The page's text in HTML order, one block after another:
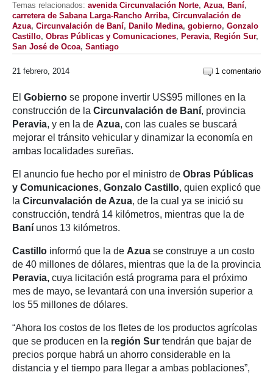
Temas relacionados: avenida Circunvalación Norte, Azua, Baní,
carretera de Sabana Larga-Rancho Arriba, Circunvalación de
Azua, Circunvalación de Baní, Danilo Medina, gobierno, Gonzalo
Castillo, Obras Públicas y Comunicaciones, Peravia, Región Sur,
San José de Ocoa, Santiago
21 febrero, 2014 1 comentario
El Gobierno se propone invertir US$95 millones en la
construcción de la Circunvalación de Baní, provincia
Peravia, y en la de Azua, con las cuales se buscará
mejorar el tránsito vehicular y dinamizar la economía en
ambas localidades sureñas.
El anuncio fue hecho por el ministro de Obras Públicas
y Comunicaciones, Gonzalo Castillo, quien explicó que
la Circunvalación de Azua, de la cual ya se inició su
construcción, tendrá 14 kilómetros, mientras que la de
Baní unos 13 kilómetros.
Castillo informó que la de Azua se construye a un costo
de 40 millones de dólares, mientras que la de la provincia
Peravia, cuya licitación está programa para el próximo
mes de mayo, se levantará con una inversión superior a
los 55 millones de dólares.
“Ahora los costos de los fletes de los productos agrícolas
que se producen en la región Sur tendrán que bajar de
precios porque habrá un ahorro considerable en la
distancia y el tiempo para llegar a ambas poblaciones”,